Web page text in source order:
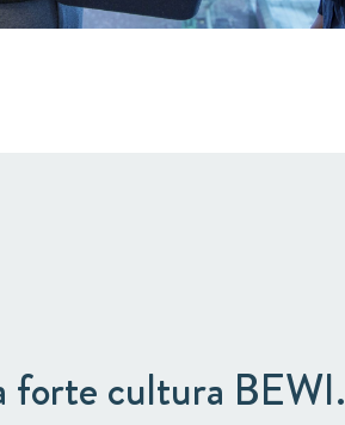
forte cultura BEWI.